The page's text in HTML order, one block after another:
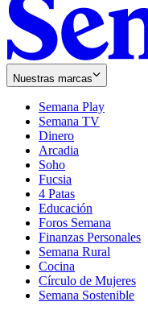
Nuestras marcas
Semana Play
Semana TV
Dinero
Arcadia
Soho
in
new
window
Fucsia
in
new
window
4 Patas
Educación
Foros Semana
Finanzas Personales
Semana Rural
Cocina
Círculo de Mujeres
Semana Sostenible